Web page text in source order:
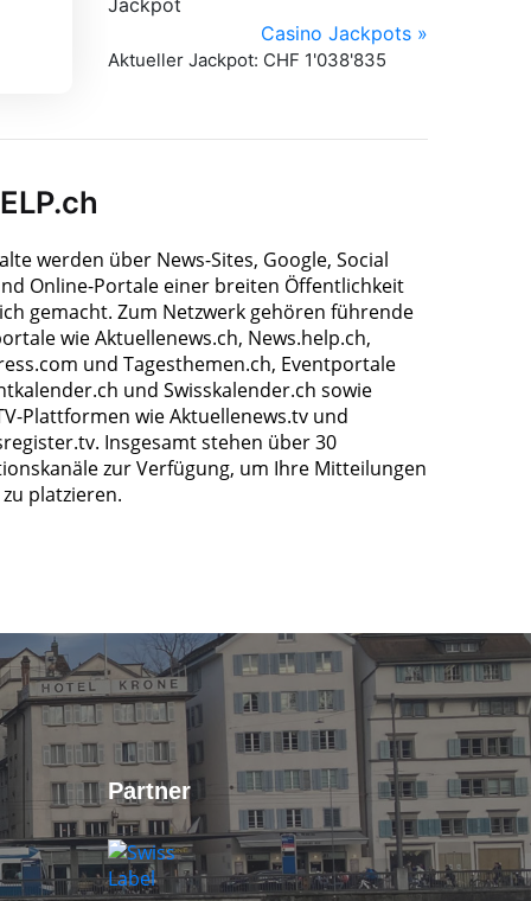
werden über News-Sites, Google, Social
Online-Portale einer breiten Öffentlichkeit
gemacht. Zum Netzwerk gehören führende
wie Aktuellenews.ch, News.help.ch,
und Tagesthemen.ch, Eventportale
und Swisskalender.ch sowie
Plattformen wie Aktuellenews.tv und
Insgesamt stehen über 30
zur Verfügung, um Ihre Mitteilungen
platzieren.
Partner